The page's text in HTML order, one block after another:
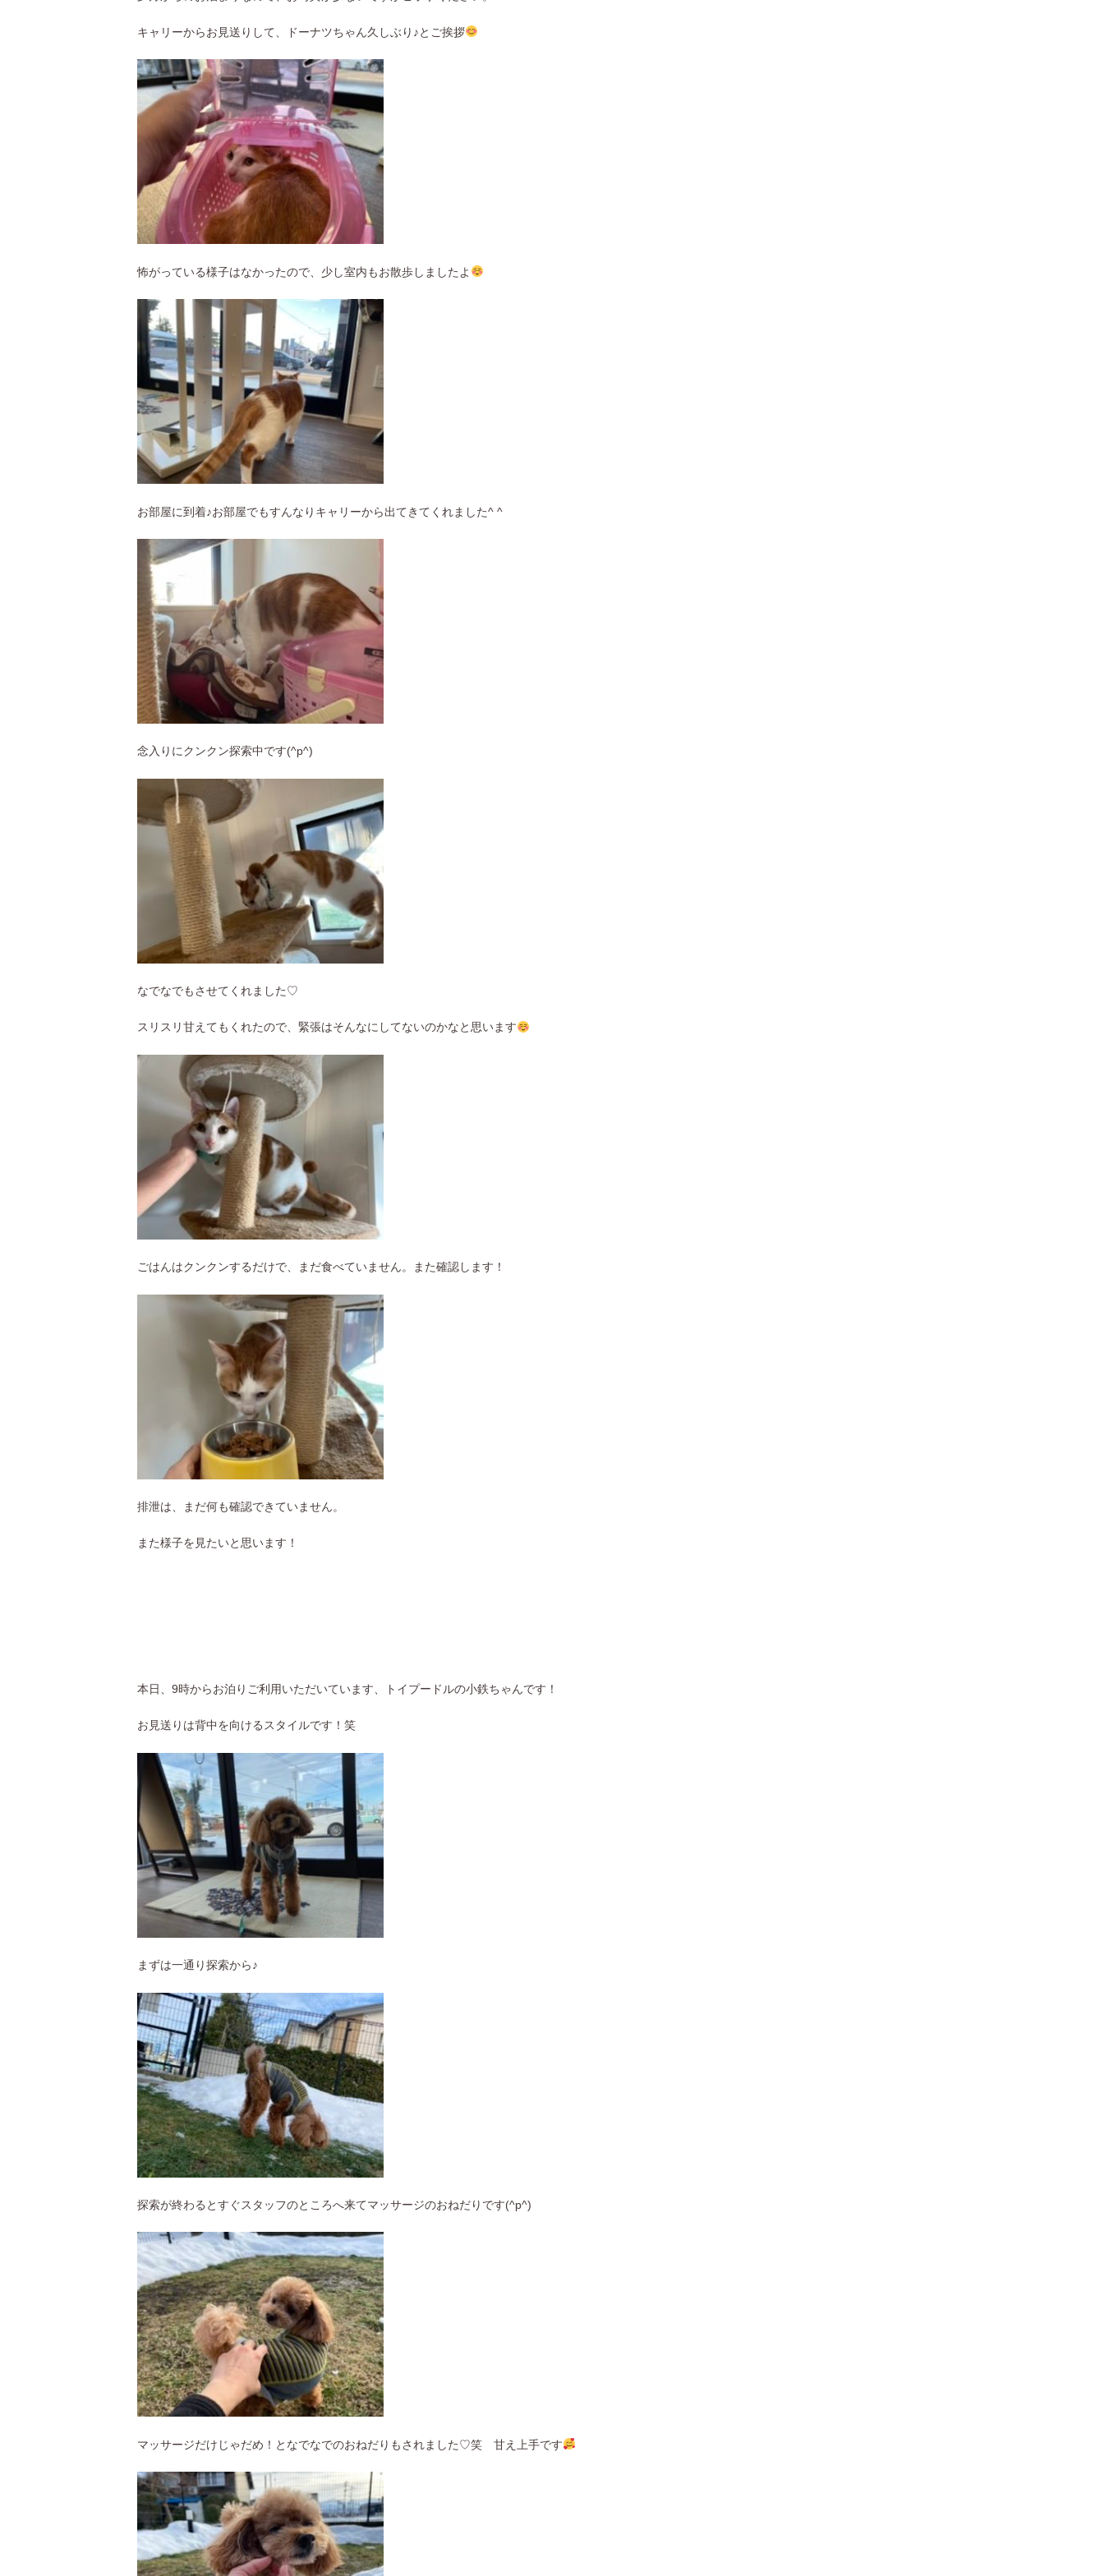
キャリーからお見送りして、ドーナツちゃん久しぶり♪とご挨拶
怖がっている様子はなかったので、少し室内もお散歩しましたよ
お部屋に到着♪お部屋でもすんなりキャリーから出てきてくれました^ ^
念入りにクンクン探索中です(^p^)
なでなでもさせてくれました♡
スリスリ甘えてもくれたので、緊張はそんなにしてないのかなと思います
ごはんはクンクンするだけで、まだ食べていません。また確認します！
排泄は、まだ何も確認できていません。
また様子を見たいと思います！
本日、9時からお泊りご利用いただいています、トイプードルの小鉄ちゃんです！
お見送りは背中を向けるスタイルです！笑
まずは一通り探索から♪
探索が終わるとすぐスタッフのところへ来てマッサージのおねだりです(^p^)
マッサージだけじゃだめ！となでなでのおねだりもされました♡笑 甘え上手です